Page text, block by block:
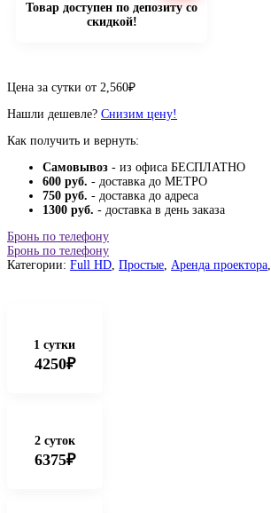
Товар доступен по депозиту со
скидкой!
Цена за сутки от 2,560₽
Нашли дешевле? Снизим цену!
Как получить и вернуть:
Самовывоз - из офиса БЕСПЛАТНО
600 руб. - доставка до МЕТРО
750 руб. - доставка до адреса
1300 руб. - доставка в день заказа
Бронь по телефону
Бронь по телефону
Категории: Full HD, Простые, Аренда проектора,
1 сутки
4250₽
2 суток
6375₽